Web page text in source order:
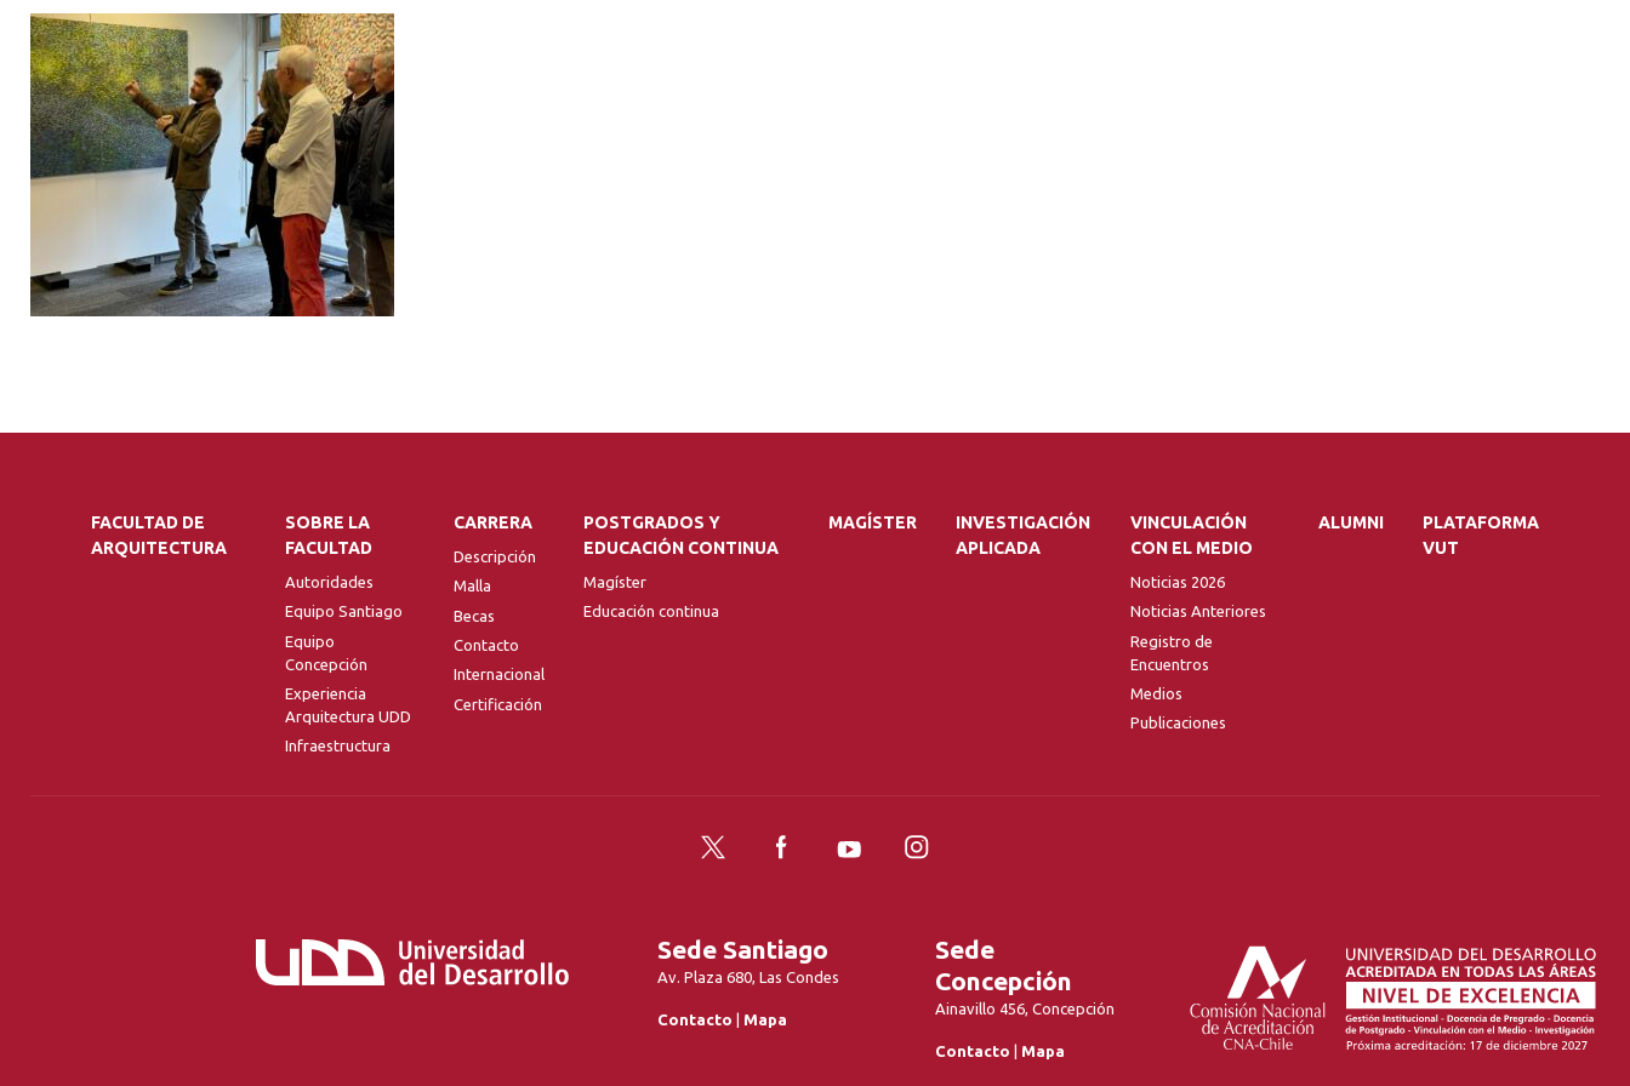
FACULTAD DE
ARQUITECTURA
SOBRE LA
FACULTAD
Autoridades
Equipo Santiago
Equipo
Concepción
Experiencia
Arquitectura UDD
Infraestructura
CARRERA
Descripción
Malla
Becas
Contacto
Internacional
Certificación
POSTGRADOS Y
EDUCACIÓN CONTINUA
Magíster
Educación continua
MAGÍSTER
INVESTIGACIÓN
APLICADA
VINCULACIÓN
CON EL MEDIO
Noticias 2026
Noticias Anteriores
Registro de
Encuentros
Medios
Publicaciones
ALUMNI
PLATAFORMA
VUT
Twitter FacebookYouTubeInstagram
Sede Santiago
Av. Plaza 680, Las Condes
Contacto | Mapa
Sede
Concepción
Ainavillo 456, Concepción
Contacto | Mapa